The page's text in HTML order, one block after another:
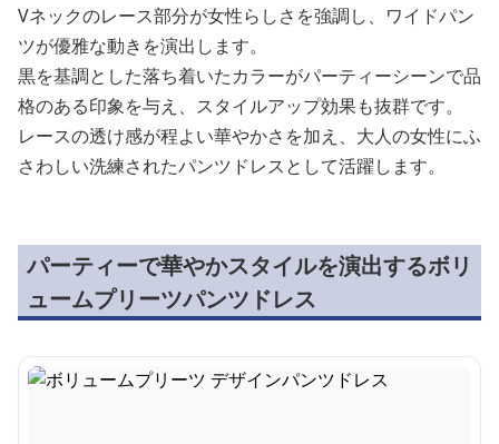
Vネックのレース部分が女性らしさを強調し、ワイドパン
ツが優雅な動きを演出します。
黒を基調とした落ち着いたカラーがパーティーシーンで品
格のある印象を与え、スタイルアップ効果も抜群です。
レースの透け感が程よい華やかさを加え、大人の女性にふ
さわしい洗練されたパンツドレスとして活躍します。
パーティーで華やかスタイルを演出するボリ
ュームプリーツパンツドレス